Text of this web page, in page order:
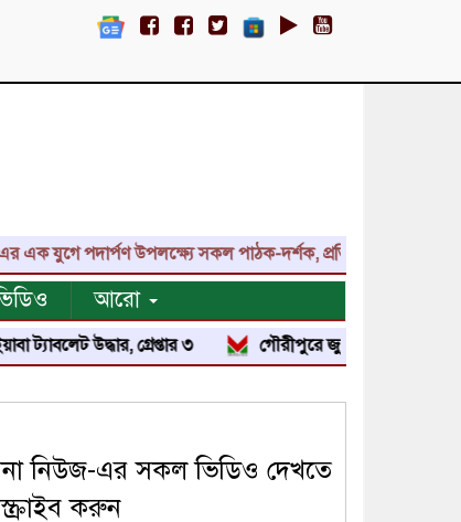
যুগে পদার্পণ উপলক্ষ্যে সকল পাঠক-দর্শক, প্রতিনিধি, শুভাকাঙ্ক্ষী,
আরো
উদ্ধার, গ্রেপ্তার ৩ গৌরীপুরে জুলাই শহিদ পরিবার ও জুলাই
নিউজ-এর সকল ভিডিও দেখতে
করুন